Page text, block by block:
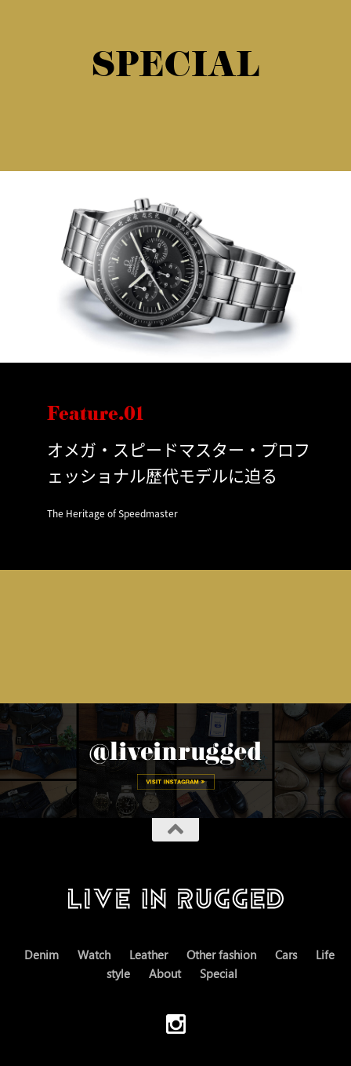
SPECIAL
Feature.01
オメガ・スピードマスター・プロフ
ェッショナル歴代モデルに迫る
The Heritage of Speedmaster
Denim Watch Leather Other fashion Cars
Life
style
About Special